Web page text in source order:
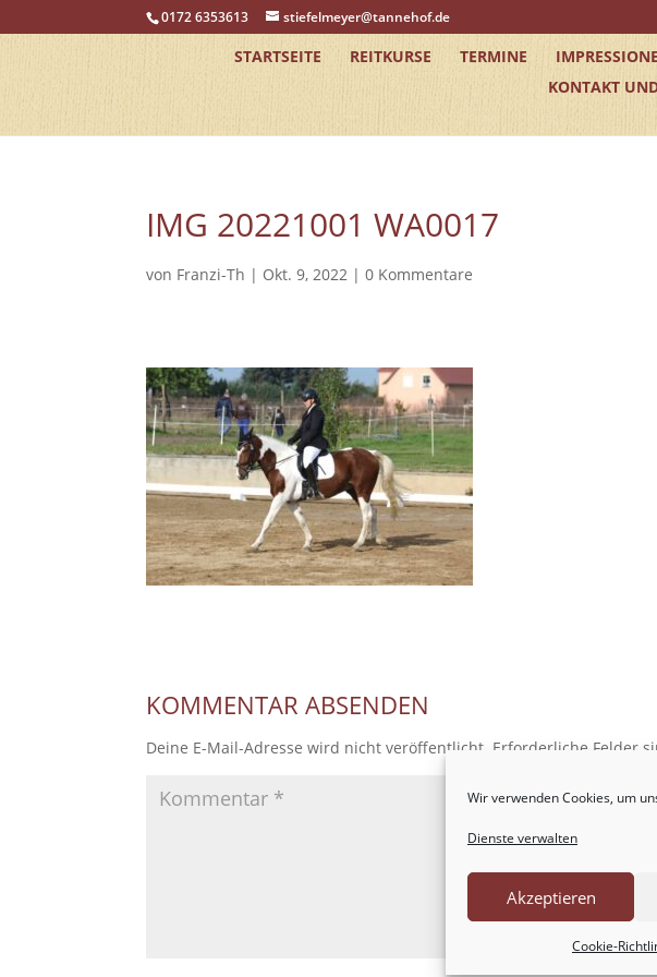
Wir verwenden Cookies, um
Dienste verwalten
Akzeptieren
Cookie-
0172 6353613 stiefelmeyer@tannehof.de
STARTSEITE REITKURSE TERMINE
KONTAKT
IMG 20221001 WA0017
von Franzi-Th | Okt. 9, 2022 |0 Kommentare
KOMMENTAR ABSENDEN
Deine E-Mail-Adresse wird nicht veröffentlicht. Erforderliche Felder